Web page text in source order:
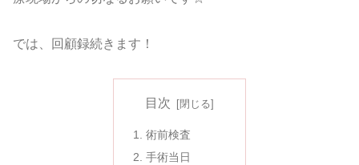
では、回顧録続きます！
目次
術前検査
手術当日